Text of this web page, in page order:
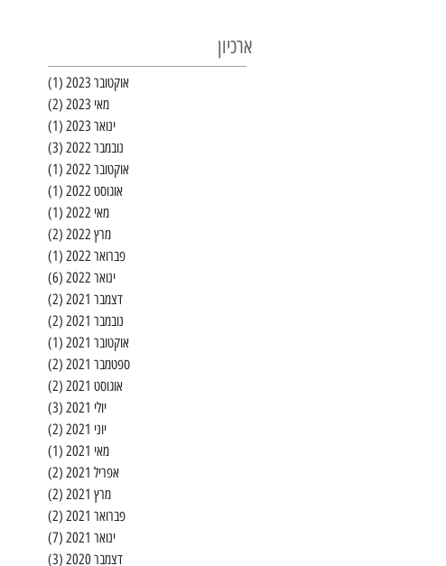
ארכיון
אוקטובר 2023 (1)
מאי 2023
(2)
ינואר 2023
(1)
נובמבר 2022
(3)
אוקטובר 2022
(1)
אוגוסט 2022
(1)
מאי 2022
(1)
מרץ 2022
(2)
פברואר 2022
(1)
ינואר 2022
(6)
דצמבר 2021
(2)
נובמבר 2021
(2)
אוקטובר 2021
(1)
ספטמבר 2021
(2)
אוגוסט 2021
(2)
יולי 2021
(3)
יוני 2021
(2)
מאי 2021
(1)
אפריל 2021
(2)
מרץ 2021
(2)
פברואר 2021
(2)
ינואר 2021
(7)
דצמבר 2020
(3)